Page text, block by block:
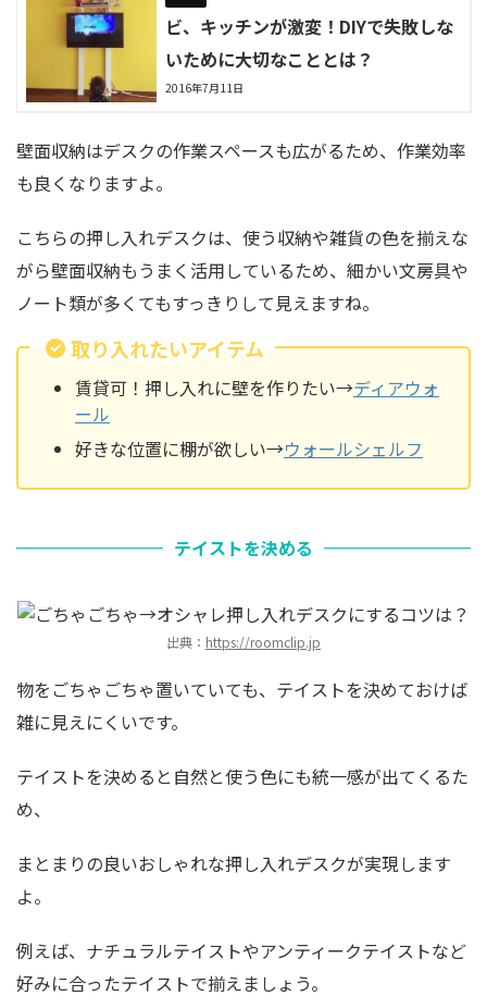
ビ、キッチンが激変！DIYで失敗しな
いために大切なこととは？
2016年7月11日
壁面収納はデスクの作業スペースも広がるため、作業効率
も良くなりますよ。
こちらの押し入れデスクは、使う収納や雑貨の色を揃えな
がら壁面収納もうまく活用しているため、細かい文房具や
ノート類が多くてもすっきりして見えますね。
取り入れたいアイテム
賃貸可！押し入れに壁を作りたい→ディアウォ
ール
好きな位置に棚が欲しい→ウォールシェルフ
テイストを決める
出典： https://roomclip.jp
物をごちゃごちゃ置いていても、テイストを決めておけば
雑に見えにくいです。
テイストを決めると自然と使う色にも統一感が出てくるた
め、
まとまりの良いおしゃれな押し入れデスクが実現します
よ。
例えば、ナチュラルテイストやアンティークテイストなど
好みに合ったテイストで揃えましょう。